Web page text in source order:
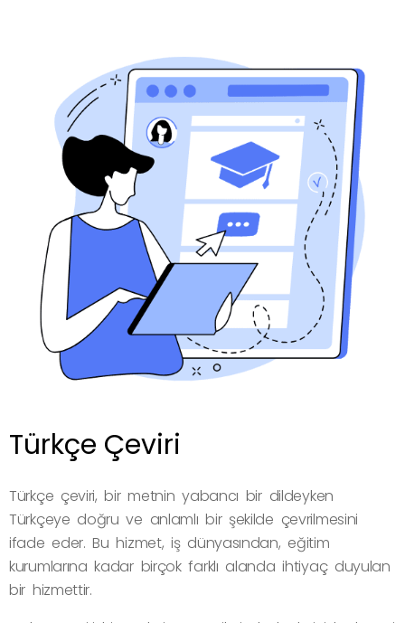
Türkçe Çeviri
Türkçe çeviri, bir metnin yabancı bir dildeyken
Türkçeye doğru ve anlamlı bir şekilde çevrilmesini
ifade eder. Bu hizmet, iş dünyasından, eğitim
kurumlarına kadar birçok farklı alanda ihtiyaç duyulan
bir hizmettir.